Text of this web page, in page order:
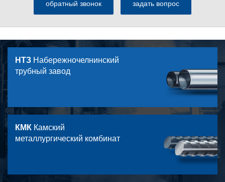
обратный звонок задать вопрос
НТЗ Набережночелнинский
трубный завод
КМК Камский
металлургический комбинат